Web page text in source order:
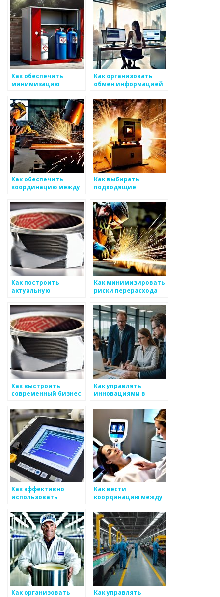
Как обеспечить
минимизацию
окружающую среду
при производстве
металоизделий
Как организовать
обмен информацией
металоизделий
Как обеспечить
координацию между
отделами для
эффективного
продвижения
металоизделий
Как выбирать
подходящие
автоматизации
процессов в
производстве
металоизделий
Как построить
актуальную
коммуникацию в
сфере
металоизделий
Как минимизировать
риски перерасхода
в сфере
металоизделий
Как выстроить
современный бизнес
Как управлять
инновациями в
металоизделий
Как эффективно
использовать
для развития
бизнеса в сфере
металоизделий
Как вести
координацию между
регионами для
поставок
металоизделий
Как организовать
Как управлять